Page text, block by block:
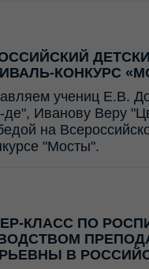
КОНКУРС
учениц Е.В.
де", Иванову Веру
на
"Мосты".
КЛАСС ПО
В